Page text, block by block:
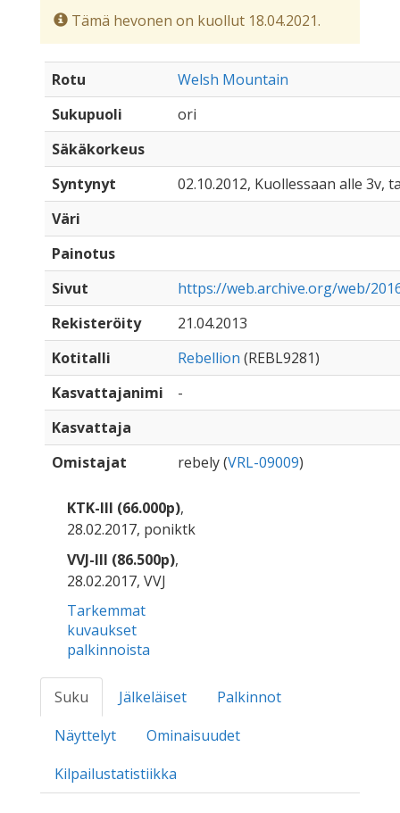
Tämä hevonen on kuollut 18.04.2021.
Rotu
Welsh Mountain
Sukupuoli
ori
Säkäkorkeus
Syntynyt
02.10.2012, Kuollessaan alle
Väri
Painotus
Sivut
https://web.archive.org/web/
Rekisteröity
21.04.2013
Kotitalli
Rebellion (REBL9281)
Kasvattajanimi
-
Kasvattaja
Omistajat
rebely (VRL-09009)
KTK-III (66.000p),
28.02.2017, poniktk
VVJ-III (86.500p),
28.02.2017, VVJ
Tarkemmat
kuvaukset
palkinnoista
Suku Jälkeläiset
Palkinnot
Näyttelyt
Ominaisuudet
Kilpailustatistiikka